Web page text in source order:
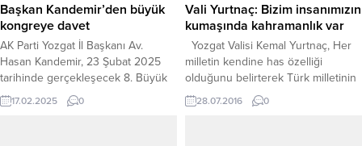
Başkan Kandemir’den büyük
kongreye davet
AK Parti Yozgat İl Başkanı Av.
Hasan Kandemir, 23 Şubat 2025
tarihinde gerçekleşecek 8. Büyük
Olağan Kongresi öncesinde,
“Adında AK, Işığında İstikbal”
17.02.2025 0
Vali Yurtnaç: Bizim insanımızın
kumaşında kahramanlık var
Yozgat Valisi Kemal Yurtnaç, Her
milletin kendine has özelliği
olduğunu belirterek Türk milletinin
en büyük özelliğinin kahramanlık
olduğunu söyledi. Vali Yurtnaç, ilde
28.07.2016 0